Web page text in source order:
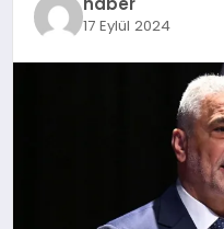
17 Eylül 2024